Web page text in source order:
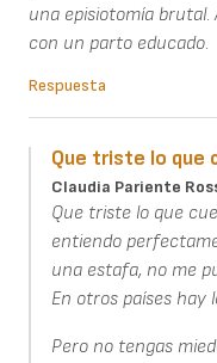
una episiotomía
con un parto educado.
Respuesta
Que triste lo que
Claudia Pariente
Que triste lo que
entiendo
una estafa, no me
En otros países hay
Pero no tengas